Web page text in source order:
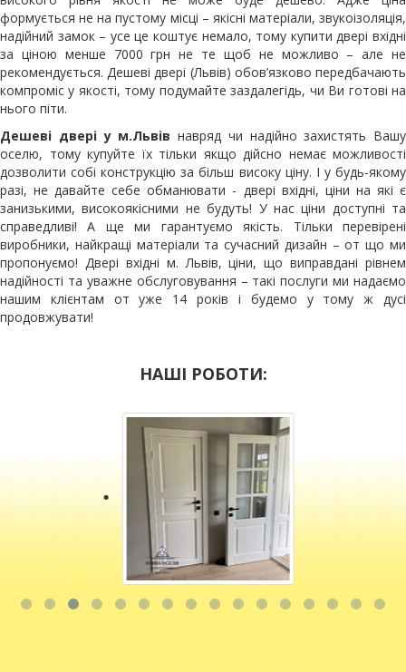
формується не на пустому місці – якісні матеріали, звукоізоляція,
надійний замок – усе це коштує немало, тому купити двері вхідні
за ціною менше 7000 грн не те щоб не можливо – але не
рекомендується. Дешеві двері (Львів) обов’язково передбачають
компроміс у якості, тому подумайте заздалегідь, чи Ви готові на
нього піти.
Дешеві двері у м.Львів навряд чи надійно захистять Вашу
оселю, тому купуйте їх тільки якщо дійсно немає можливості
дозволити собі конструкцію за більш високу ціну. І у будь-якому
разі, не давайте себе обманювати - двері вхідні, ціни на які є
занизькими, високоякісними не будуть! У нас ціни доступні та
справедливі! А ще ми гарантуємо якість. Тільки перевірені
виробники, найкращі матеріали та сучасний дизайн – от що ми
пропонуємо! Двері вхідні м. Львів, ціни, що виправдані рівнем
надійності та уважне обслуговування – такі послуги ми надаємо
нашим клієнтам от уже 14 років і будемо у тому ж дусі
продовжувати!
НАШІ РОБОТИ: